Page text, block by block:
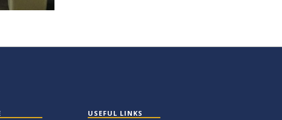
USEFUL LINKS